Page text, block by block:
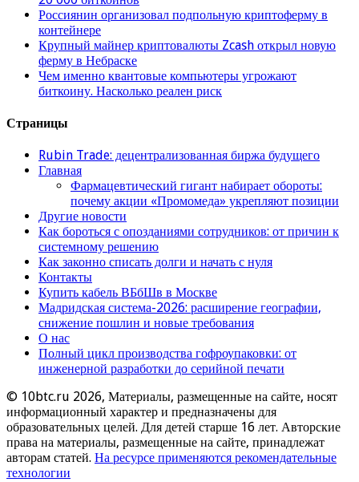
Россиянин организовал подпольную криптоферму в
контейнере
Крупный майнер криптовалюты Zcash открыл новую
ферму в Небраске
Чем именно квантовые компьютеры угрожают
биткоину. Насколько реален риск
Страницы
Rubin Trade: децентрализованная биржа будущего
Главная
Фармацевтический гигант набирает обороты:
почему акции «Промомеда» укрепляют позиции
Другие новости
Как бороться с опозданиями сотрудников: от причин к
системному решению
Как законно списать долги и начать с нуля
Контакты
Купить кабель ВБбШв в Москве
Мадридская система-2026: расширение географии,
снижение пошлин и новые требования
О нас
Полный цикл производства гофроупаковки: от
инженерной разработки до серийной печати
© 10btc.ru 2026, Материалы, размещенные на сайте, носят
информационный характер и предназначены для
образовательных целей. Для детей старше 16 лет. Авторские
права на материалы, размещенные на сайте, принадлежат
авторам статей. На ресурсе применяются рекомендательные
технологии